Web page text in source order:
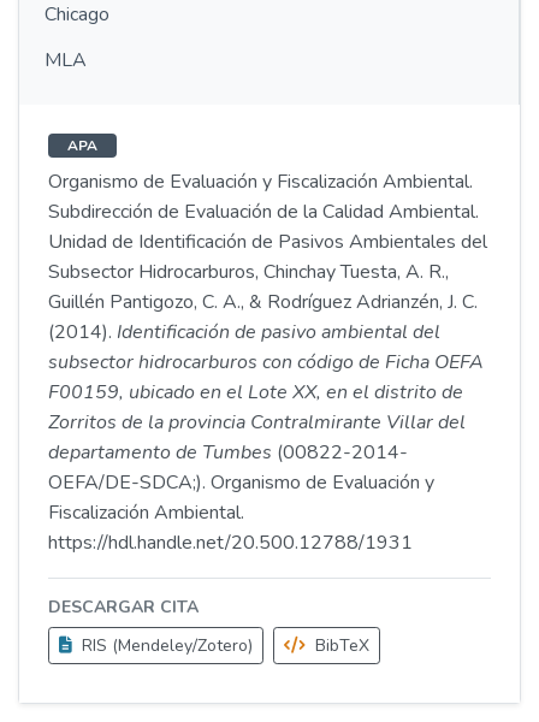
Chicago
MLA
APA
Organismo de Evaluación y Fiscalización Ambiental.
Subdirección de Evaluación de la Calidad Ambiental.
Unidad de Identificación de Pasivos Ambientales del
Subsector Hidrocarburos, Chinchay Tuesta, A. R.,
Guillén Pantigozo, C. A., & Rodríguez Adrianzén, J. C.
(2014). Identificación de pasivo ambiental del
subsector hidrocarburos con código de Ficha OEFA
F00159, ubicado en el Lote XX, en el distrito de
Zorritos de la provincia Contralmirante Villar del
departamento de Tumbes (00822-2014-
OEFA/DE-SDCA;). Organismo de Evaluación y
Fiscalización Ambiental.
https://hdl.handle.net/20.500.12788/1931
DESCARGAR CITA
RIS (Mendeley/Zotero)
BibTeX